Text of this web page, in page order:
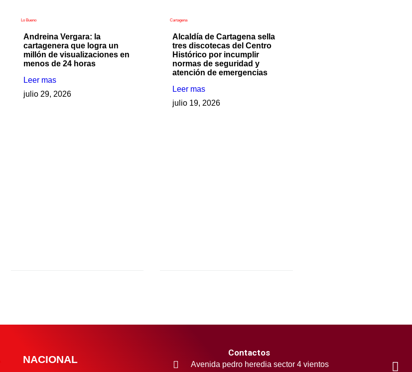
Lo Bueno
Andreina Vergara: la
cartagenera que logra un
millón de visualizaciones en
menos de 24 horas
Leer mas
julio 29, 2026
Cartagena
Alcaldía de Cartagena sella
tres discotecas del Centro
Histórico por incumplir
normas de seguridad y
atención de emergencias
Leer mas
julio 19, 2026
NACIONAL
Contactos
Avenida pedro heredia sector 4 vientos